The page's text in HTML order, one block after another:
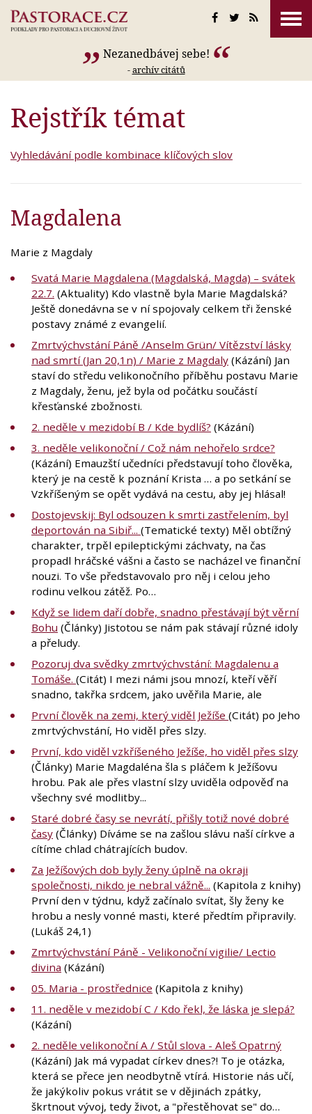
Nezanedbávej sebe!
-archív citátů
Rejstřík témat
Vyhledávání podle kombinace klíčových slov
Magdalena
Marie z Magdaly
Svatá Marie Magdalena (Magdalská, Magda) – svátek
22.7. (Aktuality) Kdo vlastně byla Marie Magdalská?
Ještě donedávna se v ní spojovaly celkem tři ženské
postavy známé z evangelií.
Zmrtvýchvstání Páně /Anselm Grün/ Vítězství lásky
nad smrtí (Jan 20,1n) / Marie z Magdaly (Kázání) Jan
staví do středu velikonočního příběhu postavu Marie
z Magdaly, ženu, jež byla od počátku součástí
křesťanské zbožnosti.
2. neděle v mezidobí B / Kde bydlíš? (Kázání)
3. neděle velikonoční / Což nám nehořelo srdce?
(Kázání) Emauzští učedníci představují toho člověka,
který je na cestě k poznání Krista … a po setkání se
Vzkříšeným se opět vydává na cestu, aby jej hlásal!
Dostojevskij: Byl odsouzen k smrti zastřelením, byl
deportován na Sibiř... (Tematické texty) Měl obtížný
charakter, trpěl epileptickými záchvaty, na čas
propadl hráčské vášni a často se nacházel ve finanční
nouzi. To vše představovalo pro něj i celou jeho
rodinu velkou zátěž. Po…
Když se lidem daří dobře, snadno přestávají být věrní
Bohu (Články) Jistotou se nám pak stávají různé idoly
a přeludy.
Pozoruj dva svědky zmrtvýchvstání: Magdalenu a
Tomáše. (Citát) I mezi námi jsou mnozí, kteří věří
snadno, takřka srdcem, jako uvěřila Marie, ale
První člověk na zemi, který viděl Ježíše (Citát) po Jeho
zmrtvýchvstání, Ho viděl přes slzy.
První, kdo viděl vzkříšeného Ježíše, ho viděl přes slzy
(Články) Marie Magdaléna šla s pláčem k Ježíšovu
hrobu. Pak ale přes vlastní slzy uviděla odpověď na
všechny své modlitby...
Staré dobré časy se nevrátí, přišly totiž nové dobré
časy (Články) Díváme se na zašlou slávu naší církve a
cítíme chlad chátrajících budov.
Za Ježíšových dob byly ženy úplně na okraji
společnosti, nikdo je nebral vážně... (Kapitola z knihy)
První den v týdnu, když začínalo svítat, šly ženy ke
hrobu a nesly vonné masti, které předtím připravily.
(Lukáš 24,1)
Zmrtvýchvstání Páně - Velikonoční vigilie/ Lectio
divina (Kázání)
05. Maria - prostřednice (Kapitola z knihy)
11. neděle v mezidobí C / Kdo řekl, že láska je slepá?
(Kázání)
2. neděle velikonoční A / Stůl slova - Aleš Opatrný
(Kázání) Jak má vypadat církev dnes?! To je otázka,
která se přece jen neodbytně vtírá. Historie nás učí,
že jakýkoliv pokus vrátit se v dějinách zpátky,
škrtnout vývoj, tedy život, a "přestěhovat se" do…